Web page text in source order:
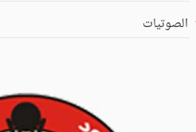
الصوتيات